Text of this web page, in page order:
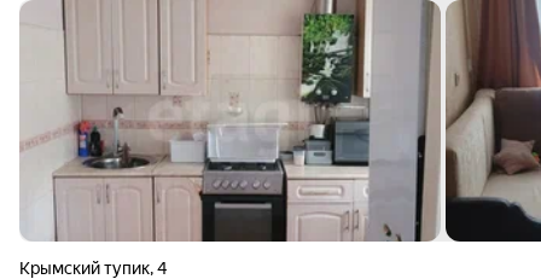
Крымский тупик,4